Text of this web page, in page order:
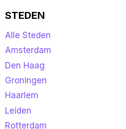
STEDEN
Alle Steden
Amsterdam
Den Haag
Groningen
Haarlem
Leiden
Rotterdam